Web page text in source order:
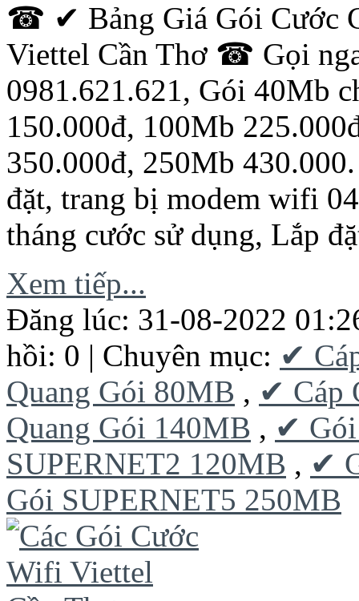
☎ ✔ Bảng Giá Gói Cước
Viettel Cần Thơ ☎ Gọi
0981.621.621, Gói 40Mb
150.000đ, 100Mb
350.000đ, 250Mb
đặt, trang bị modem wifi
tháng cước sử dụng, Lắp
Xem tiếp...
Đăng lúc: 31-08-2022
hồi: 0 | Chuyên mục: ✔
Quang Gói 80MB , ✔ Cáp
Quang Gói 140MB , ✔ Gói
SUPERNET2 120MB , ✔
Gói SUPERNET5 250MB